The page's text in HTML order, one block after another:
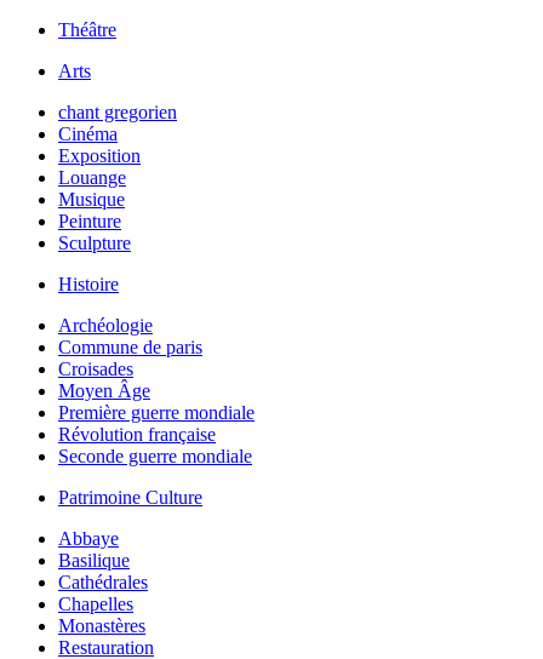
Théâtre
Arts
chant gregorien
Cinéma
Exposition
Louange
Musique
Peinture
Sculpture
Histoire
Archéologie
Commune de paris
Croisades
Moyen Âge
Première guerre mondiale
Révolution française
Seconde guerre mondiale
Patrimoine Culture
Abbaye
Basilique
Cathédrales
Chapelles
Monastères
Restauration